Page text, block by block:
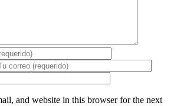
and website in this browser for the next